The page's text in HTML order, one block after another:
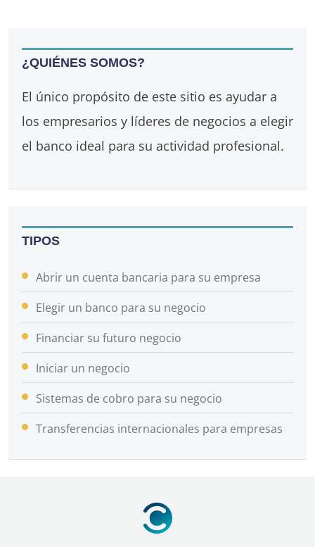
¿QUIÉNES SOMOS?
El único propósito de este sitio es ayudar a
los empresarios y líderes de negocios a elegir
el banco ideal para su actividad profesional.
TIPOS
Abrir un cuenta bancaria para su empresa
Elegir un banco para su negocio
Financiar su futuro negocio
Iniciar un negocio
Sistemas de cobro para su negocio
Transferencias internacionales para empresas